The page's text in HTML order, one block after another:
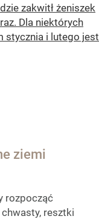
zakwitł żeniszek
Dla niektórych
stycznia i lutego jest
ziemi
rozpocząć
resztki